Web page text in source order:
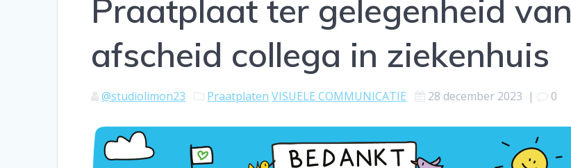
Praatplaat ter gelegenheid van
afscheid collega in ziekenhuis
@studiolimon23 Praatplaten VISUELE COMMUNICATIE 28 december 2023 | 0